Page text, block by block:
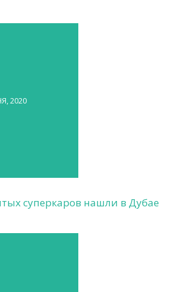
2020
суперкаров нашли в Дубае